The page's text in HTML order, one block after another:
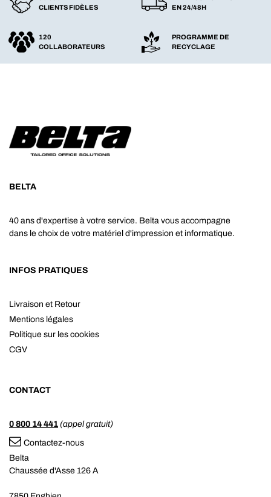
CLIENTS FIDÈLES
EN 24/48H
120
COLLABORATEURS
PROGRAMME DE
RECYCLAGE
BELTA
40 ans d'expertise à votre service. Belta vous accompagne
dans le choix de votre matériel d'impression et informatique.
INFOS PRATIQUES
Livraison et Retour
Mentions légales
Politique sur les cookies
CGV
CONTACT
0 800 14 441 (appel gratuit)
Contactez-nous
Belta
Chaussée d'Asse 126 A